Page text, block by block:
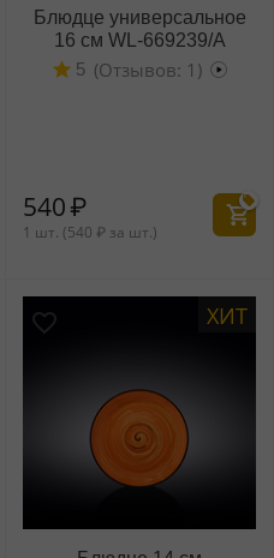
Блюдце универсальное
16 см WL‑669239/A
(Отзывов: 1)
5
540₽
1 шт. (540 ₽ за шт.)
ХИТ